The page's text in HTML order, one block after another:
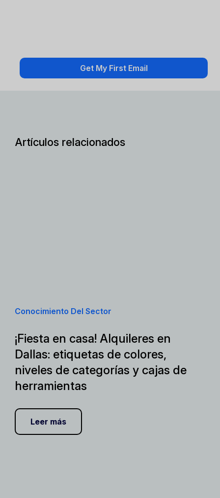
Artículos relacionados
Conocimiento Del Sector
¡Fiesta en casa! Alquileres en
Dallas: etiquetas de colores,
niveles de categorías y cajas de
herramientas
Leer más